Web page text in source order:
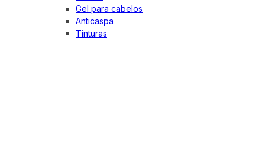
Gel para cabelos
Anticaspa
Tinturas